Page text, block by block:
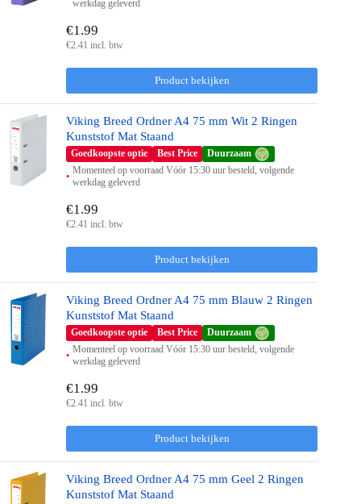
werkdag geleverd
Product bekijken
€1.99
€2.41 incl. btw
Viking Breed Ordner A4 75 mm Wit 2 Ringen
Kunststof Mat Staand
Goedkoopste optie Best Price
Duurzaam
Momenteel op voorraad Vóór 15:30 uur besteld, volgende
werkdag geleverd
Product bekijken
€1.99
€2.41 incl. btw
Viking Breed Ordner A4 75 mm Blauw 2 Ringen
Kunststof Mat Staand
Goedkoopste optie Best Price
Duurzaam
Momenteel op voorraad Vóór 15:30 uur besteld, volgende
werkdag geleverd
Product bekijken
€1.99
€2.41 incl. btw
Viking Breed Ordner A4 75 mm Geel 2 Ringen
Kunststof Mat Staand